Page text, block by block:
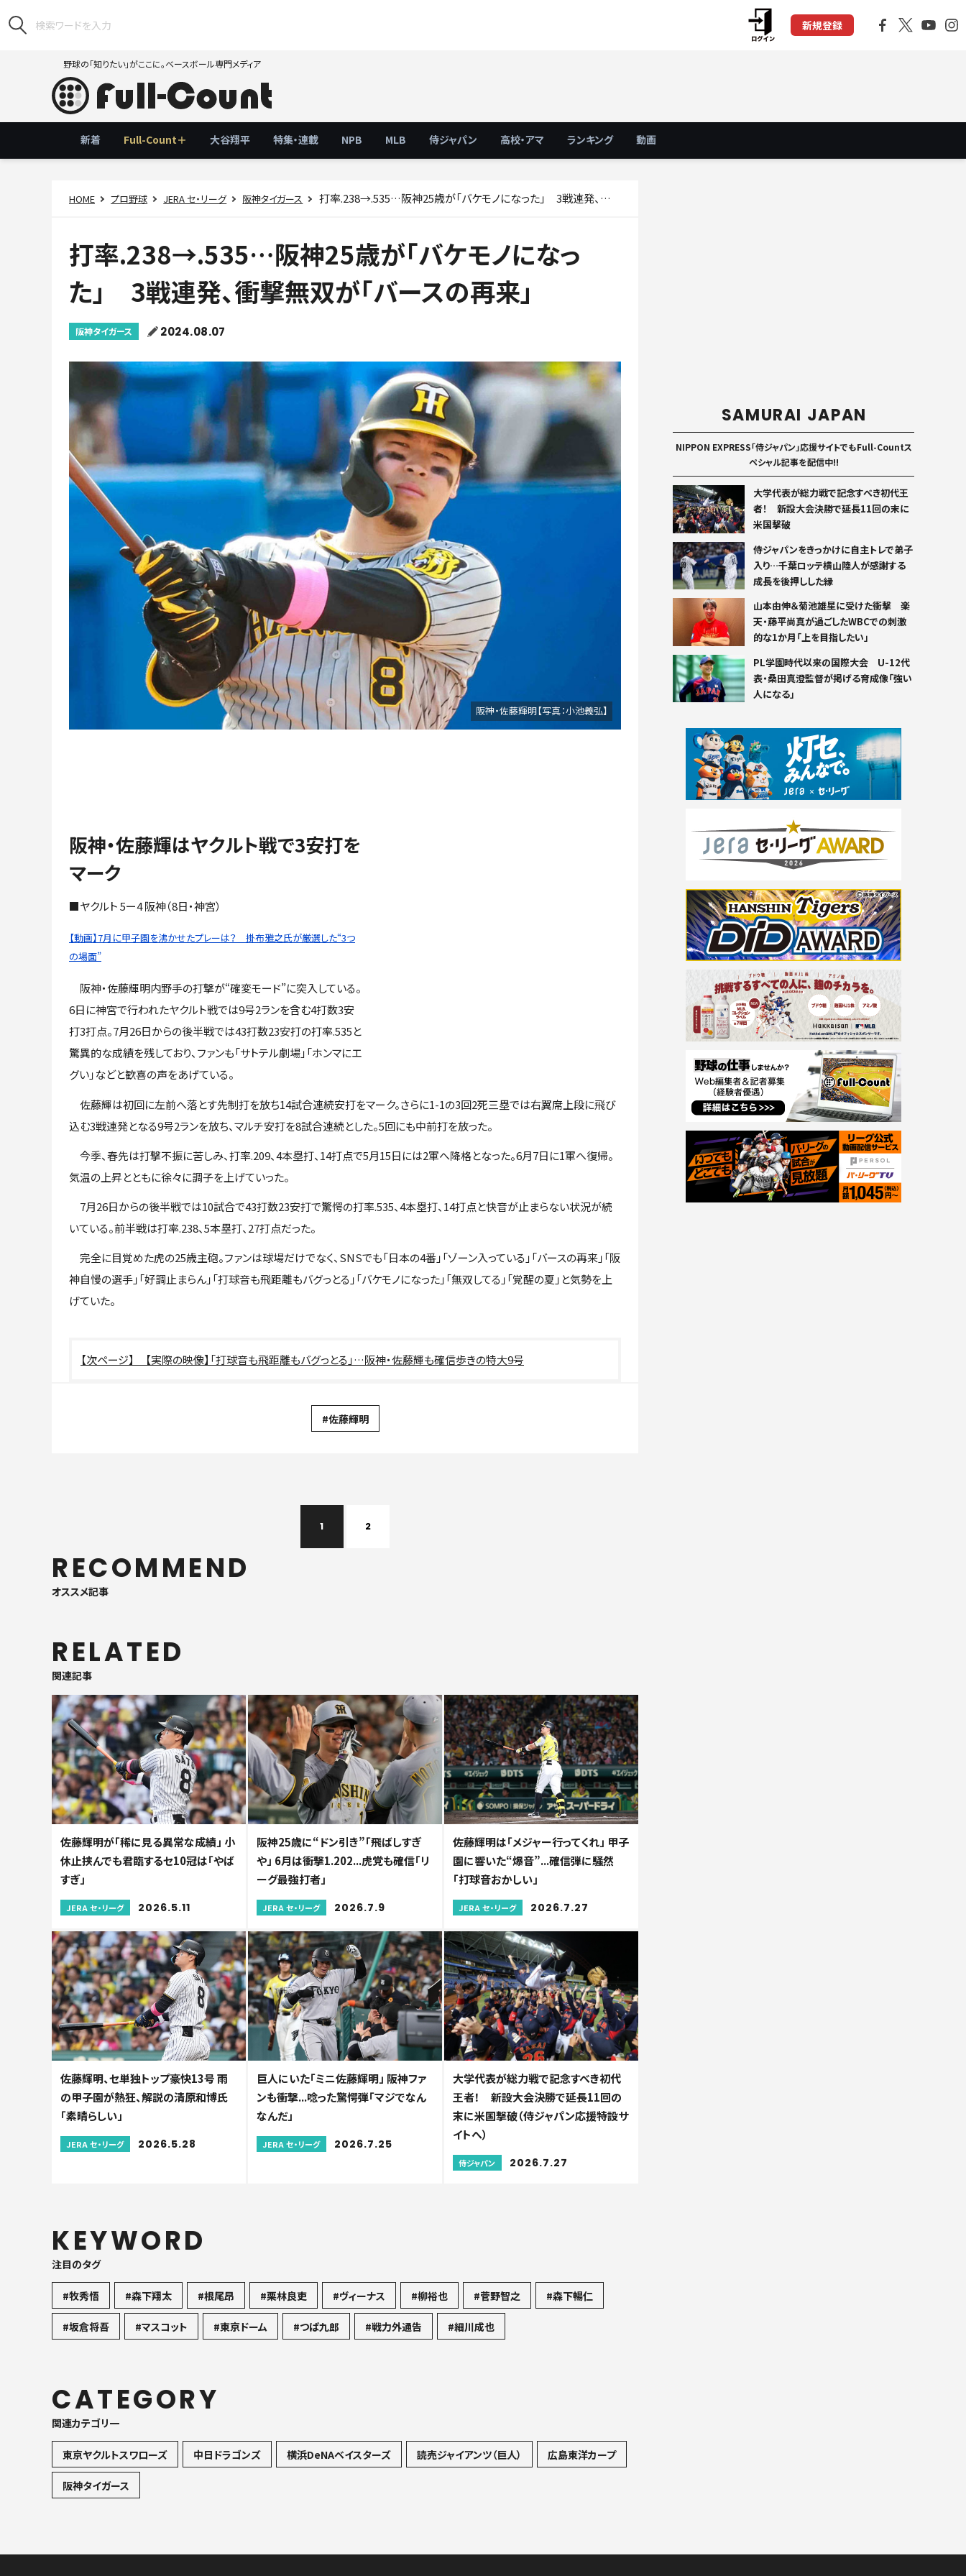
新規登録
野球の「知りたい」がここに。ベースボール専門メディア
新着 Full-Count＋ 大谷翔平 特集・連載 NPB MLB 侍ジャパン 高校・アマ ランキング 動画
HOME プロ野球 JERA セ・リーグ 阪神タイガース 打率.238→.535…阪神25歳が「バケモノになった」 3戦連発、衝撃無双が「バースの再来」
打率.238→.535…阪神25歳が「バケモノになっ
た」 3戦連発、衝撃無双が「バースの再来」
阪神タイガース 2024.08.07
阪神・佐藤輝明【写真：小池義弘】
阪神・佐藤輝はヤクルト戦で3安打を
マーク
■ヤクルト 5ー4 阪神（8日・神宮）
【動画】7月に甲子園を沸かせたプレーは？ 掛布雅之氏が厳選した“3つ
の場面”
阪神・佐藤輝明内野手の打撃が“確変モード”に突入している。
6日に神宮で行われたヤクルト戦では9号2ランを含む4打数3安
打3打点。7月26日からの後半戦では43打数23安打の打率.535と
驚異的な成績を残しており、ファンも「サトテル劇場」「ホンマにエ
グい」などと歓喜の声をあげている。
佐藤輝は初回に左前へ落とす先制打を放ち14試合連続安打をマーク。さらに1-1の3回2死三塁では右翼席上段に飛び
込む3戦連発となる9号2ランを放ち、マルチ安打を8試合連続とした。5回にも中前打を放った。
今季、春先は打撃不振に苦しみ、打率.209、4本塁打、14打点で5月15日には2軍へ降格となった。6月7日に1軍へ復帰。
気温の上昇とともに徐々に調子を上げていった。
7月26日からの後半戦では10試合で43打数23安打で驚愕の打率.535、4本塁打、14打点と快音が止まらない状況が続
いている。前半戦は打率.238、5本塁打、27打点だった。
完全に目覚めた虎の25歳主砲。ファンは球場だけでなく、SNSでも「日本の4番」「ゾーン入っている」「バースの再来」「阪
神自慢の選手」「好調止まらん」「打球音も飛距離もバグっとる」「バケモノになった」「無双してる」「覚醒の夏」と気勢を上
げていた。
【実際の映像】「打球音も飛距離もバグっとる」…阪神・佐藤輝も確信歩きの特大9号
#佐藤輝明
1 2
RECOMMEND
オススメ記事
RELATED
関連記事
佐藤輝明が「稀に見る異常な成績」 小
休止挟んでも君臨するセ10冠は「やば
すぎ」
JERA セ・リーグ 2026.5.11
阪神25歳に“ドン引き”「飛ばしすぎ
や」 6月は衝撃1.202...虎党も確信「リ
ーグ最強打者」
JERA セ・リーグ 2026.7.9
佐藤輝明は「メジャー行ってくれ」 甲子
園に響いた“爆音”...確信弾に騒然
「打球音おかしい」
JERA セ・リーグ 2026.7.27
佐藤輝明、セ単独トップ豪快13号 雨
の甲子園が熱狂、解説の清原和博氏
「素晴らしい」
JERA セ・リーグ 2026.5.28
巨人にいた「ミニ佐藤輝明」 阪神ファ
ンも衝撃...唸った驚愕弾「マジでなん
なんだ」
JERA セ・リーグ 2026.7.25
大学代表が総力戦で記念すべき初代
王者！ 新設大会決勝で延長11回の
末に米国撃破（侍ジャパン応援特設サ
イトへ）
侍ジャパン 2026.7.27
KEYWORD
注目のタグ
#牧秀悟 #森下翔太 #根尾昂 #栗林良吏 #ヴィーナス #柳裕也 #菅野智之 #森下暢仁
#坂倉将吾 #マスコット #東京ドーム #つば九郎 #戦力外通告 #細川成也
CATEGORY
関連カテゴリ一
東京ヤクルトスワローズ 中日ドラゴンズ 横浜DeNAベイスターズ 読売ジャイアンツ（巨人） 広島東洋カープ
阪神タイガース
SAMURAI JAPAN
NIPPON EXPRESS「侍ジャパン」応援サイトでもFull-Countス
ペシャル記事を配信中!!
大学代表が総力戦で記念すべき初代王
者！ 新設大会決勝で延長11回の末に
米国撃破
侍ジャパンをきっかけに自主トレで弟子
入り…千葉ロッテ横山陸人が感謝する
成長を後押しした縁
山本由伸＆菊池雄星に受けた衝撃 楽
天・藤平尚真が過ごしたWBCでの刺激
的な1か月「上を目指したい」
PL学園時代以来の国際大会 U-12代
表・桑田真澄監督が掲げる育成像「強い
人になる」